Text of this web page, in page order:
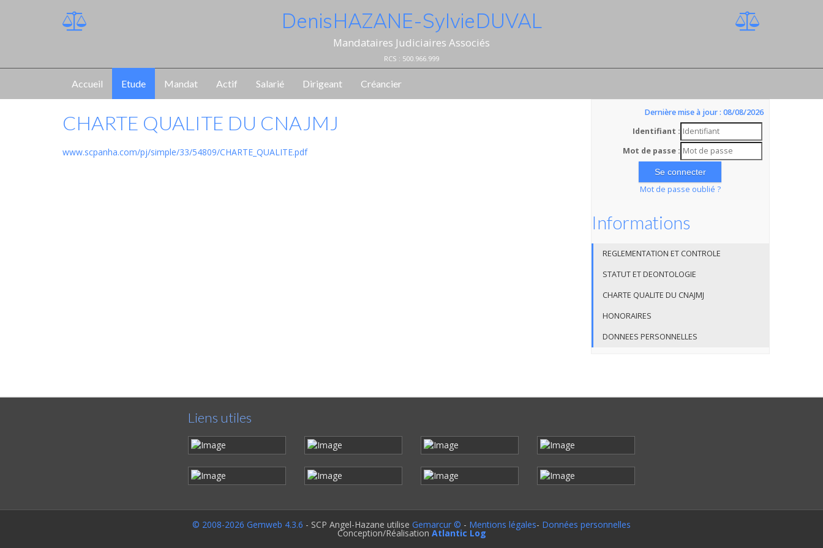
Denis HAZANE - Sylvie DUVAL
Mandataires Judiciaires Associés
RCS : 500.966.999
Accueil Etude Mandat Actif Salarié Dirigeant Créancier
CHARTE QUALITE DU CNAJMJ
www.scpanha.com/pj/simple/33/54809/CHARTE_QUALITE.pdf
Dernière mise à jour : 08/08/2026
Identifiant :
Mot de passe :
Mot de passe oublié ?
Informations
REGLEMENTATION ET CONTROLE
STATUT ET DEONTOLOGIE
CHARTE QUALITE DU CNAJMJ
HONORAIRES
DONNEES PERSONNELLES
Liens utiles
© 2008-2026 Gemweb 4.3.6 - SCP Angel-Hazane utilise Gemarcur © - Mentions légales- Données personnelles
Conception/Réalisation Atlantic Log